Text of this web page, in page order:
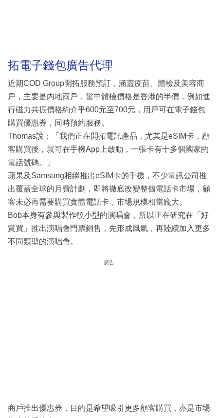
拓電子錢包廣告代理
近期COD Group開拓服務預訂，涵蓋疫苗、體檢及美容商
戶，主要是內地商戶，當中體檢價格是香港的半價，例如進
行磁力共振價格約介乎600元至700元，用戶可在電子錢包
購買優惠券，同時預約服務。
Thomas說：「我們正在開拓電訊產品，尤其是eSIM卡，顧
客購買後，就可在手機App上啟動，一張卡有十多個國家的
電話號碼。」
蘋果及Samsung相繼推出eSIM卡的手機，不少電訊公司推
出覆蓋全球的月費計劃，即將徹底改變整個電話卡市場，顧
客未必再需要購買實體電話卡，市場規模相當龐大。
Bob本身有參與製作較小型的演唱會，所以正在研究在「好
賞買」推出演唱會門票銷售，先形成風氣，再陸續加入更多
不同類型的演唱會。
廣告
商戶推出優惠券，目的是希望吸引更多顧客購買，亦是市場